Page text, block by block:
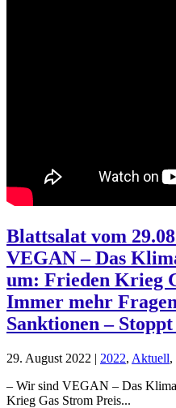
Blattsalat vom
VEGAN – Das
um: Frieden Krieg
Immer mehr
Sanktionen –
29. August 2022 | 2022, Aktuell,
– Wir sind VEGAN – Das
Krieg Gas Strom Preis...